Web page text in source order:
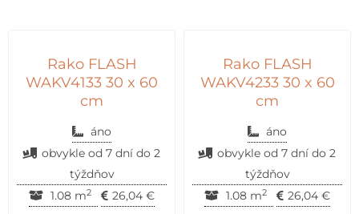
Rako FLASH
WAKV4133 30 x 60
cm
áno
obvykle od 7 dní do 2
týždňov
1.08 m2 26,04 €
Rako FLASH
WAKV4233 30 x 60
cm
áno
obvykle od 7 dní do 2
týždňov
1.08 m2 26,04 €